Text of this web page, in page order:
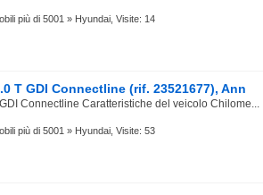
più di 5001 » Hyundai, Visite: 14
T GDI Connectline (rif. 23521677), Ann
Connectline Caratteristiche del veicolo Chilome...
più di 5001 » Hyundai, Visite: 53